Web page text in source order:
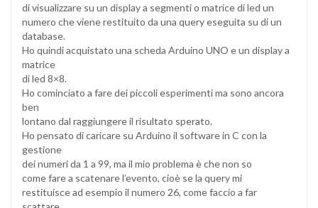
di visualizzare su un display a segmenti o matrice di led un
numero che viene restituito da una query eseguita su di un
database.
Ho quindi acquistato una scheda Arduino UNO e un display a
matrice
di led 8×8.
Ho cominciato a fare dei piccoli esperimenti ma sono ancora
ben
lontano dal raggiungere il risultato sperato.
Ho pensato di caricare su Arduino il software in C con la
gestione
dei numeri da 1 a 99, ma il mio problema è che non so
come fare a scatenare l’evento, cioè se la query mi
restituisce ad esempio il numero 26, come faccio a far